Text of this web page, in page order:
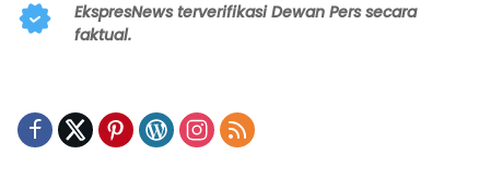
EkspresNews terverifikasi Dewan Pers secara
faktual.